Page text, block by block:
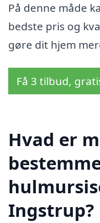
På denne måde
bedste pris og
gøre dit hjem
Få 3 tilbud,
Hvad er
Ingstrup?